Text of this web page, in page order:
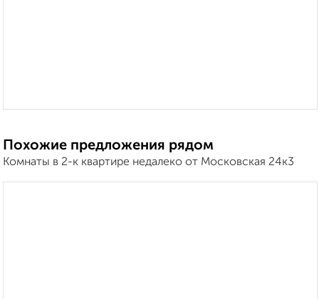
Похожие предложения рядом
Комнаты в 2-к квартире недалеко от Московская 24к3